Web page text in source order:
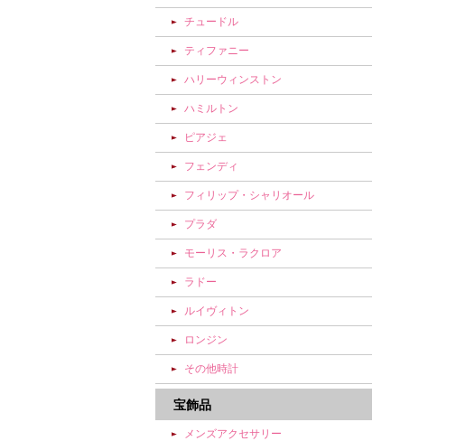
チュードル
ティファニー
ハリーウィンストン
ハミルトン
ピアジェ
フェンディ
フィリップ・シャリオール
プラダ
モーリス・ラクロア
ラドー
ルイヴィトン
ロンジン
その他時計
宝飾品
メンズアクセサリー